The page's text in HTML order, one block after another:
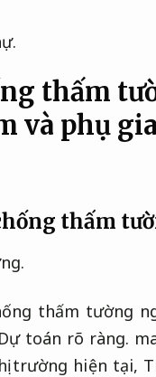
thấm
và phụ gia
thấm
thấm tường
Dự toán rõ ràng.
trường hiện tại,